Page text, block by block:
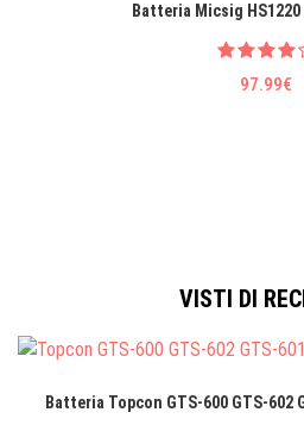
Batteria Micsig HS1220
97.99€
VISTI DI
Batteria Topcon GTS-600 GTS-602